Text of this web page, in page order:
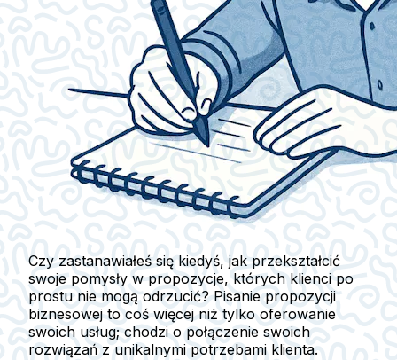
Czy zastanawiałeś się kiedyś, jak przekształcić
swoje pomysły w propozycje, których klienci po
prostu nie mogą odrzucić? Pisanie propozycji
biznesowej to coś więcej niż tylko oferowanie
swoich usług; chodzi o połączenie swoich
rozwiązań z unikalnymi potrzebami klienta.